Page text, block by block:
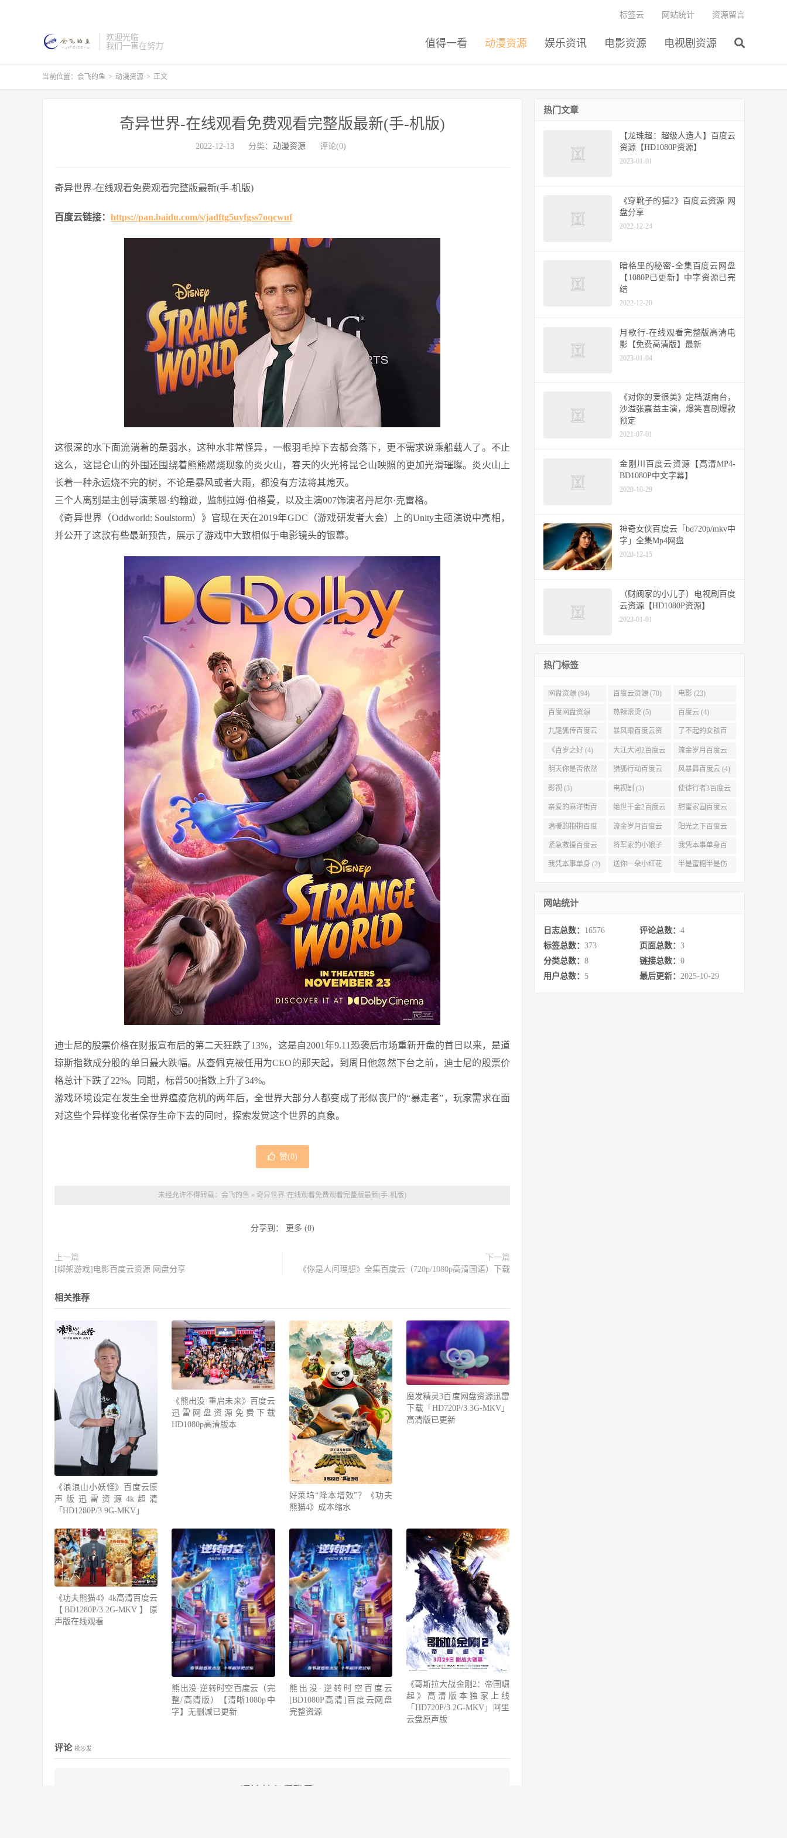
欢迎光临
我们一直在努力
值得一看 动漫资源 娱乐资讯 电影资源 电视剧资源
标签云 网站统计 资源留言
当前位置： 会飞的鱼 > 动漫资源 > 正文
奇异世界-在线观看免费观看完整版最新(手-机版)
2022-12-13 分类： 动漫资源 评论(0)
奇异世界-在线观看免费观看完整版最新(手-机版)
百度云链接： https://pan.baidu.com/s/jadftg5uyfgss7oqcwuf
这很深的水下面流淌着的是弱水，这种水非常怪异，一根羽毛掉下去都会落下，更不需求说乘船载人了。不止
这么，这昆仑山的外围还围绕着熊熊燃烧现象的炎火山，春天的火光将昆仑山映照的更加光滑璀璨。炎火山上
长着一种永远烧不完的树，不论是暴风或者大雨，都没有方法将其熄灭。
三个人离别是主创导演莱恩·约翰逊，监制拉姆·伯格曼，以及主演007饰演者丹尼尔·克雷格。
《奇异世界（Oddworld: Soulstorm）》官现在天在2019年GDC（游戏研发者大会）上的Unity主题演说中亮相，
并公开了这款有些最新预告，展示了游戏中大致相似于电影镜头的银幕。
迪士尼的股票价格在财报宣布后的第二天狂跌了13%，这是自2001年9.11恐袭后市场重新开盘的首日以来，是道
琼斯指数成分股的单日最大跌幅。从查佩克被任用为CEO的那天起，到周日他忽然下台之前，迪士尼的股票价
格总计下跌了22%。同期，标普500指数上升了34%。
游戏环境设定在发生全世界瘟疫危机的两年后，全世界大部分人都变成了形似丧尸的“暴走者”，玩家需求在面
对这些个异样变化者保存生命下去的同时，探索发觉这个世界的真象。
赞(0)
未经允许不得转载： 会飞的鱼 » 奇异世界-在线观看免费观看完整版最新(手-机版)
分享到： 更多 (0)
上一篇
[绑架游戏]电影百度云资源 网盘分享
下一篇
《你是人间理想》全集百度云（720p/1080p高清国语）下载
相关推荐
《浪浪山小妖怪》百度云原
声版迅雷资源4k超清
「HD1280P/3.9G-MKV」
《熊出没·重启未来》百度云
迅雷网盘资源免费下载
HD1080p高清版本
好莱坞“降本增效”？《功夫
熊猫4》成本缩水
魔发精灵3百度网盘资源迅雷
下载「HD720P/3.3G-MKV」
高清版已更新
《功夫熊猫4》4k高清百度云
【BD1280P/3.2G-MKV】原
声版在线观看
熊出没·逆转时空百度云（完
整/高清版）【清晰1080p中
字】无删减已更新
熊出没·逆转时空百度云
[BD1080P高清]百度云网盘
完整资源
《哥斯拉大战金刚2：帝国崛
起》高清版本独家上线
「HD720P/3.2G-MKV」阿里
云盘原声版
评论 抢沙发
热门文章
【龙珠超：超级人造人】百度云
资源【HD1080P资源】
2023-01-01
《穿靴子的猫2》百度云资源 网
盘分享
2022-12-24
暗格里的秘密-全集百度云网盘
【1080P已更新】中字资源已完
结
2022-12-20
月歌行-在线观看完整版高清电
影【免费高清版】最新
2023-01-04
《对你的爱很美》定档湖南台，
沙溢张嘉益主演，爆笑喜剧爆款
预定
2021-07-01
金刚川百度云资源【高清MP4-
BD1080P中文字幕】
2020-10-29
神奇女侠百度云「bd720p/mkv中
字」全集Mp4网盘
2020-12-15
（财阀家的小儿子）电视剧百度
云资源【HD1080P资源】
2023-01-01
热门标签
网盘资源 (94) 百度云资源 (70) 电影 (23)
百度网盘资源
(11)
热辣滚烫 (5) 百度云 (4)
九尾狐传百度云
(4)
暴风眼百度云资
源 (4)
了不起的女孩百
度云 (4)
《百岁之好 (4) 大江大河2百度云
(4)
流金岁月百度云
(4)
明天你是否依然
爱我百度云 (4)
猎狐行动百度云
(4)
风暴舞百度云 (4)
影视 (3) 电视剧 (3) 使徒行者3百度云
资源 (3)
亲爱的麻洋街百
度云资源 (3)
绝世千金2百度云
(3)
甜蜜家园百度云
(3)
温暖的抱抱百度
云 (3)
流金岁月百度云
完整网盘 (3)
阳光之下百度云
(3)
紧急救援百度云
资源 (2)
将军家的小娘子
百度云 (2)
我凭本事单身百
度云资源 (2)
我凭本事单身 (2) 送你一朵小红花 半是蜜糖半是伤
网站统计
日志总数： 16576 评论总数： 4
标签总数： 373 页面总数： 3
分类总数： 8 链接总数： 0
用户总数： 5 最后更新： 2025-10-29